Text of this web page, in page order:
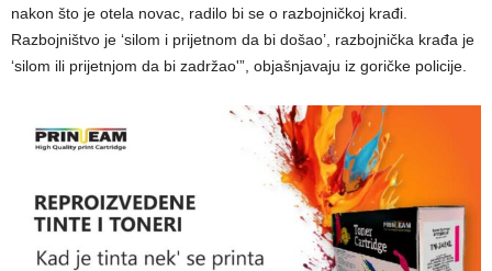
nakon što je otela novac, radilo bi se o razbojničkoj krađi.
Razbojništvo je ‘silom i prijetnom da bi došao’, razbojnička krađa je
‘silom ili prijetnjom da bi zadržao'”, objašnjavaju iz goričke policije.